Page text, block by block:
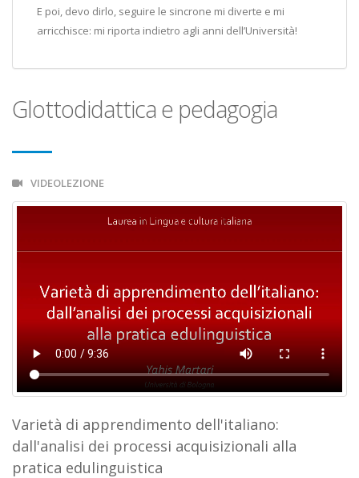
E poi, devo dirlo, seguire le sincrone mi diverte e mi
arricchisce: mi riporta indietro agli anni dell’Università!
Glottodidattica e pedagogia
VIDEOLEZIONE
Varietà di apprendimento dell'italiano:
dall'analisi dei processi acquisizionali alla
pratica edulinguistica